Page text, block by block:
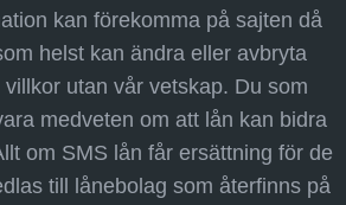
kan förekomma på sajten då
helst kan ändra eller avbryta
utan vår vetskap. Du som
medveten om att lån kan bidra
om SMS lån får ersättning för de
till lånebolag som återfinns på